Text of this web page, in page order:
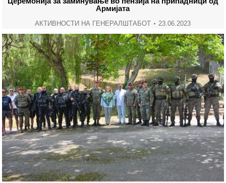
Армијата
АКТИВНОСТИ НА ГЕНЕРАЛШТАБОТ 23.06.2023